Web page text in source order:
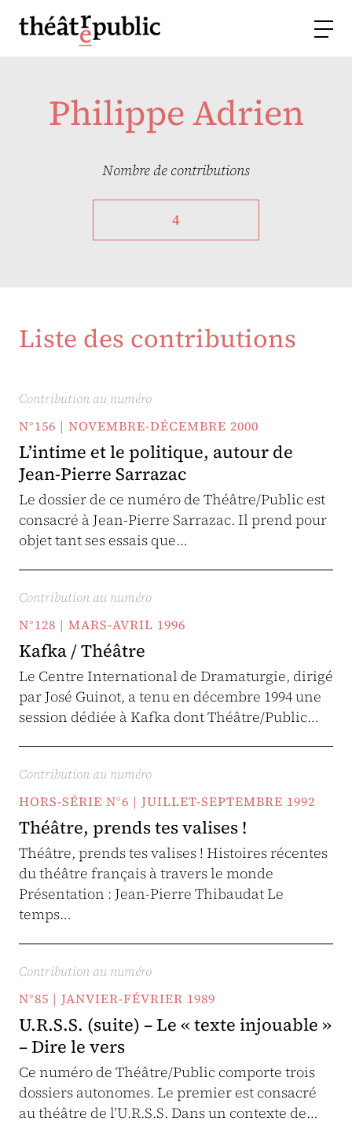
Philippe Adrien
Nombre de contributions
4
Liste des contributions
Contribution au numéro
N°156 | NOVEMBRE-DÉCEMBRE 2000
L’intime et le politique, autour de
Jean-Pierre Sarrazac
Le dossier de ce numéro de Théâtre/Public est
consacré à Jean-Pierre Sarrazac. Il prend pour
objet tant ses essais que…
Contribution au numéro
N°128 | MARS-AVRIL 1996
Kafka / Théâtre
Le Centre International de Dramaturgie, dirigé
par José Guinot, a tenu en décembre 1994 une
session dédiée à Kafka dont Théâtre/Public…
Contribution au numéro
HORS-SÉRIE N°6 | JUILLET-SEPTEMBRE 1992
Théâtre, prends tes valises !
Théâtre, prends tes valises ! Histoires récentes
du théâtre français à travers le monde
Présentation : Jean-Pierre Thibaudat Le
temps…
Contribution au numéro
N°85 | JANVIER-FÉVRIER 1989
U.R.S.S. (suite) – Le « texte injouable »
– Dire le vers
Ce numéro de Théâtre/Public comporte trois
dossiers autonomes. Le premier est consacré
au théâtre de l’U.R.S.S. Dans un contexte de…